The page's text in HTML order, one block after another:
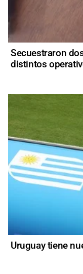
Secuestraron
distintos
Uruguay tiene